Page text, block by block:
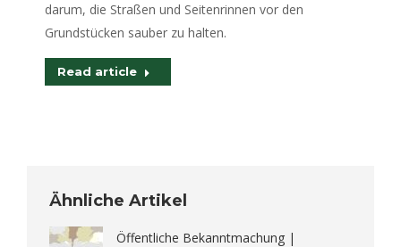
darum, die Straßen und Seitenrinnen vor den
Grundstücken sauber zu halten.
Read article
Ähnliche Artikel
Öffentliche Bekanntmachung |